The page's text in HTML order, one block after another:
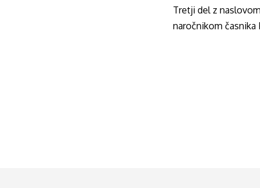
Tretji del z naslovom
naročnikom časnika